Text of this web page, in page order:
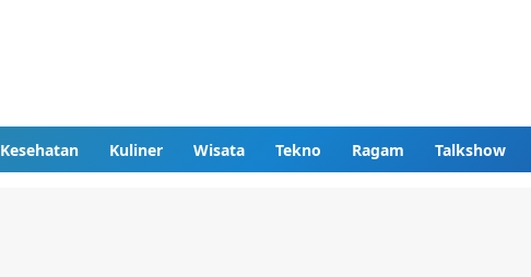
Kesehatan Kuliner Wisata Tekno Ragam Talkshow